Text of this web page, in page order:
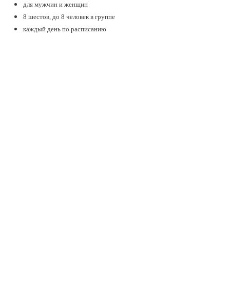
для мужчин и женщин
8 шестов, до 8 человек в группе
каждый день по расписанию